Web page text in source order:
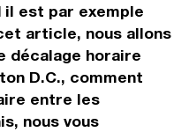
il est par exemple
article, nous allons
décalage horaire
D.C., comment
entre les
nous vous